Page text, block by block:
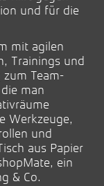
und für die
mit agilen
Trainings und
zum Team-
man
Werkzeuge,
und
aus Papier
ein
& Co.